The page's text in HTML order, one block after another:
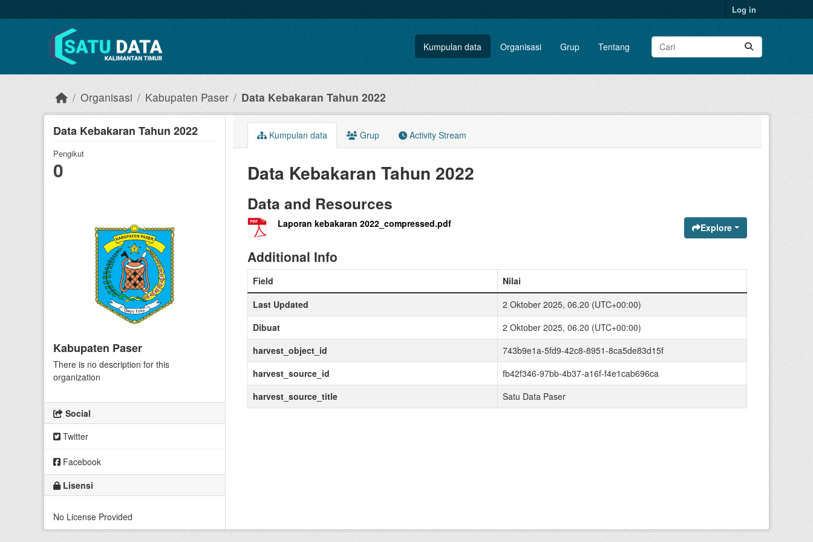
Log in
Kumpulan data Organisasi Grup Tentang
Organisasi Kabupaten Paser Data Kebakaran Tahun 2022
Data Kebakaran Tahun 2022
Pengikut
0
Kabupaten Paser
There is no description for this
organization
Social
Twitter
Facebook
Lisensi
No License Provided
Kumpulan data Grup Activity Stream
Data Kebakaran Tahun 2022
Data and Resources
Laporan kebakaran 2022_compressed.pdf Explore
Additional Info
Field
Nilai
Last Updated
2 Oktober 2025, 06.20 (UTC+00:00)
Dibuat
2 Oktober 2025, 06.20 (UTC+00:00)
harvest_object_id
743b9e1a-5fd9-42c8-8951-8ca5de83d15f
harvest_source_id
fb42f346-97bb-4b37-a16f-f4e1cab696ca
harvest_source_title
Satu Data Paser